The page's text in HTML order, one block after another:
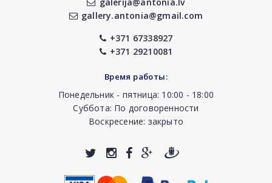
gallery.antonia@gmail.com
+371 67338927
+371 29210081
Время работы:
Понедельник - пятница: 10:00 - 18:00
Суббота: По договоренности
Воскресение: закрыто